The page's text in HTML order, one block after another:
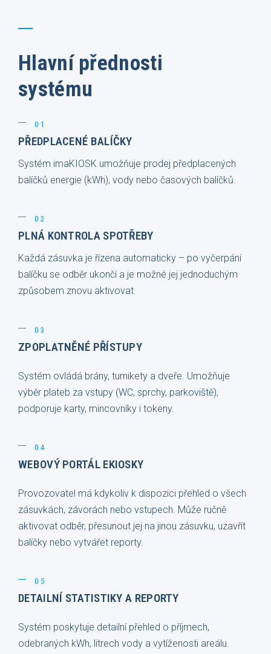
Hlavní přednosti
systému
01
PŘEDPLACENÉ BALÍČKY
Systém imaKIOSK umožňuje prodej předplacených
balíčků energie (kWh), vody nebo časových balíčků.
02
PLNÁ KONTROLA SPOTŘEBY
Každá zásuvka je řízena automaticky – po vyčerpání
balíčku se odběr ukončí a je možné jej jednoduchým
způsobem znovu aktivovat.
03
ZPOPLATNĚNÉ PŘÍSTUPY
Systém ovládá brány, turnikety a dveře. Umožňuje
výběr plateb za vstupy (WC, sprchy, parkoviště),
podporuje karty, mincovníky i tokeny.
04
WEBOVÝ PORTÁL EKIOSKY
Provozovatel má kdykoliv k dispozici přehled o všech
zásuvkách, závorách nebo vstupech. Může ručně
aktivovat odběr, přesunout jej na jinou zásuvku, uzavřít
balíčky nebo vytvářet reporty.
05
DETAILNÍ STATISTIKY A REPORTY
Systém poskytuje detailní přehled o příjmech,
odebraných kWh, litrech vody a vytíženosti areálu.